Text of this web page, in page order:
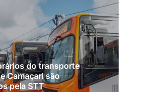
do transporte
Camaçari são
pela STT